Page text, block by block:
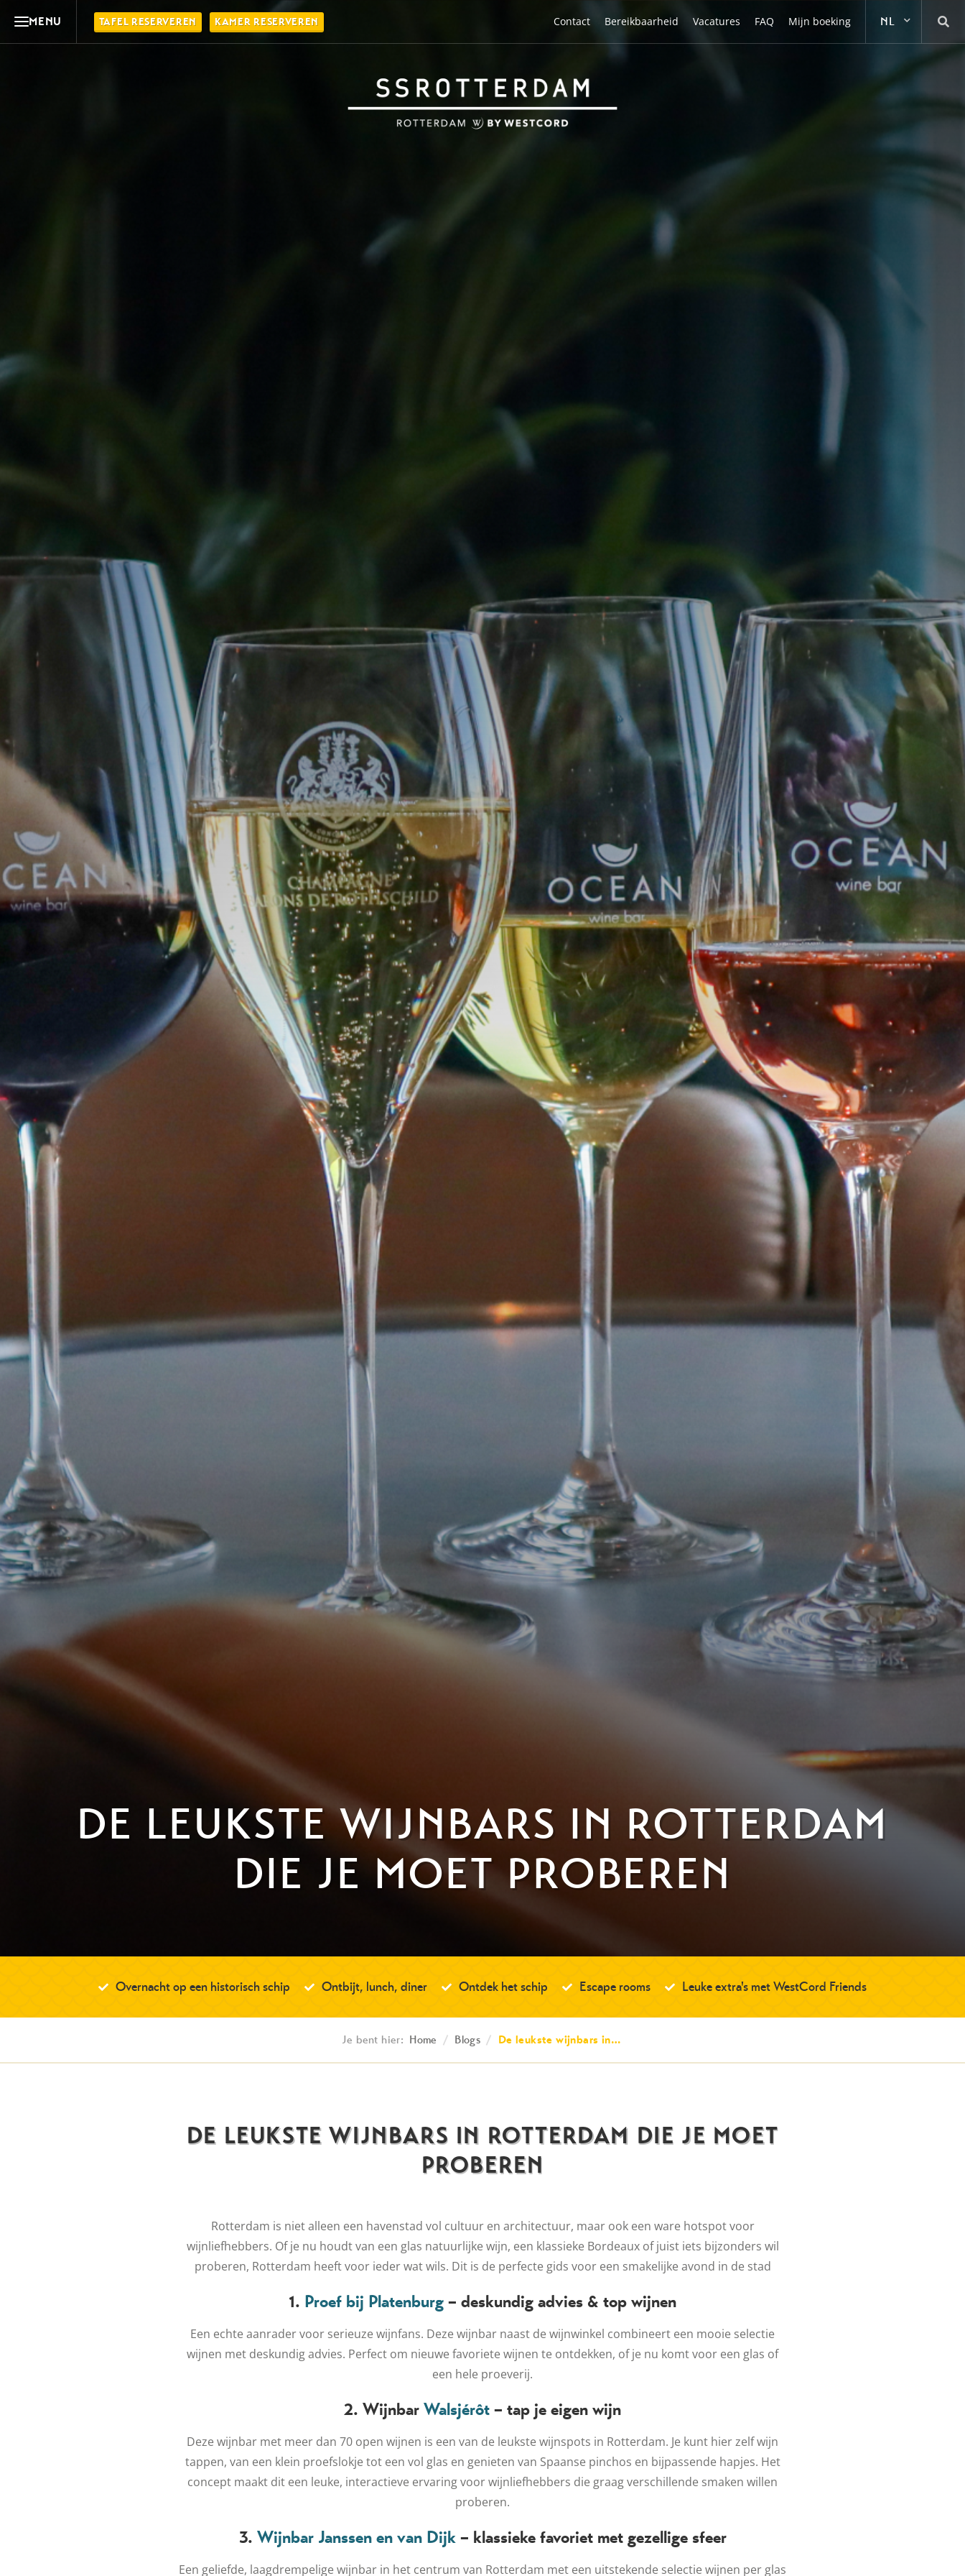
MENU TAFEL RESERVEREN KAMER RESERVEREN Contact Bereikbaarheid Vacatures FAQ Mijn boeking
DE LEUKSTE WIJNBARS IN ROTTERDAM
DIE JE MOET PROBEREN
Overnacht op een historisch schip Ontbijt, lunch, diner Ontdek het schip Escape rooms Leuke extra's met WestCord Friends
Je bent hier: Home / Blogs / De leukste wijnbars in…
DE LEUKSTE WIJNBARS IN ROTTERDAM DIE JE MOET
PROBEREN
Rotterdam is niet alleen een havenstad vol cultuur en architectuur, maar ook een ware hotspot voor
wijnliefhebbers. Of je nu houdt van een glas natuurlijke wijn, een klassieke Bordeaux of juist iets bijzonders wil
proberen, Rotterdam heeft voor ieder wat wils. Dit is de perfecte gids voor een smakelijke avond in de stad
1. Proef bij Platenburg – deskundig advies & top wijnen
Een echte aanrader voor serieuze wijnfans. Deze wijnbar naast de wijnwinkel combineert een mooie selectie
wijnen met deskundig advies. Perfect om nieuwe favoriete wijnen te ontdekken, of je nu komt voor een glas of
een hele proeverij.
2. Wijnbar Walsjérôt – tap je eigen wijn
Deze wijnbar met meer dan 70 open wijnen is een van de leukste wijnspots in Rotterdam. Je kunt hier zelf wijn
tappen, van een klein proefslokje tot een vol glas en genieten van Spaanse pinchos en bijpassende hapjes. Het
concept maakt dit een leuke, interactieve ervaring voor wijnliefhebbers die graag verschillende smaken willen
proberen.
3. Wijnbar Janssen en van Dijk– klassieke favoriet met gezellige sfeer
Een geliefde, laagdrempelige wijnbar in het centrum van Rotterdam met een uitstekende selectie wijnen per glas